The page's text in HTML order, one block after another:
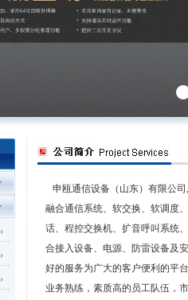
申瓯通信设备（山东）有限公
融合通信系统、软交换、软调度
话、程控交换机、扩音呼叫系统
合接入设备、电源、防雷设备及
好的服务为广大的客户便利的平
业务熟练，素质高的员工队伍，
SOC-F03(集中式)
SOC3168直选台